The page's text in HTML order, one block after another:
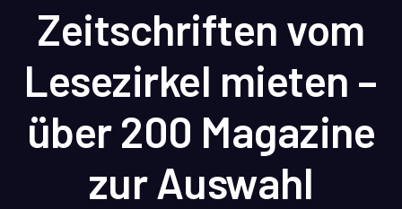
Zeitschriften vom
Lesezirkel mieten –
über 200 Magazine
zur Auswahl